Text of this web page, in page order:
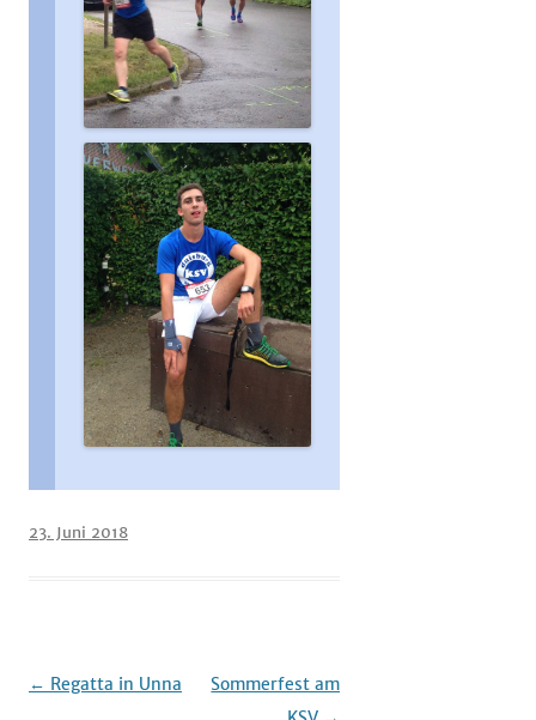
23. Juni 2018
Beitrags-
← Regatta in Unna
Sommerfest am